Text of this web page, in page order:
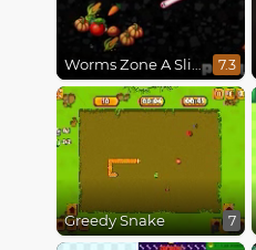
Worms Zone A Slithery Snake 7.3
Greedy Snake 7